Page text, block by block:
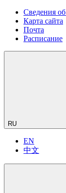
Сведения
Карта сайта
Почта
Расписание
RU
EN
中文